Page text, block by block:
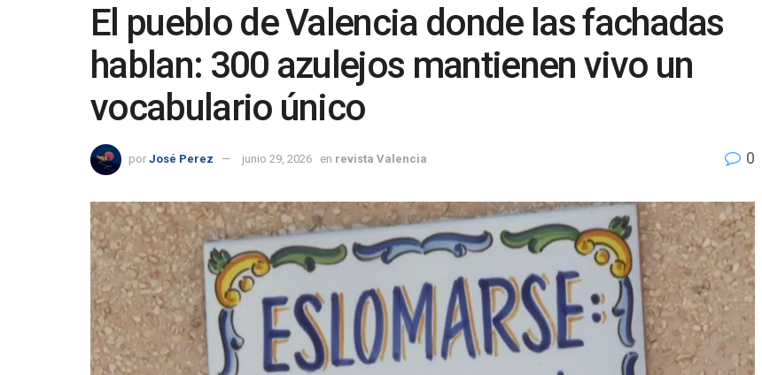
El pueblo de Valencia donde las fachadas
hablan: 300 azulejos mantienen vivo un
vocabulario único
por José Perez junio 29, 2026 en revista Valencia 0